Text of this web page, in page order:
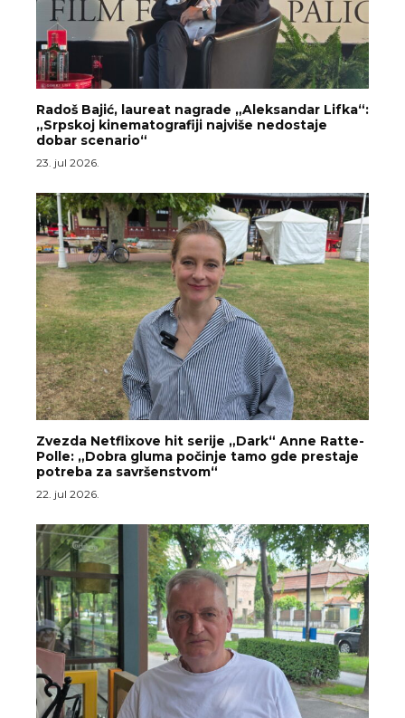
Radoš Bajić, laureat nagrade „Aleksandar Lifka“:
„Srpskoj kinematografiji najviše nedostaje
dobar scenario“
23. jul 2026.
Zvezda Netflixove hit serije „Dark“ Anne Ratte-
Polle: „Dobra gluma počinje tamo gde prestaje
potreba za savršenstvom“
22. jul 2026.